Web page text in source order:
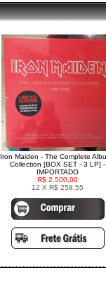
Iron Maiden - The Complete
Collection [BOX SET - 3 LP] -
IMPORTADO
R$ 2.500,00
12 X R$ 258,55